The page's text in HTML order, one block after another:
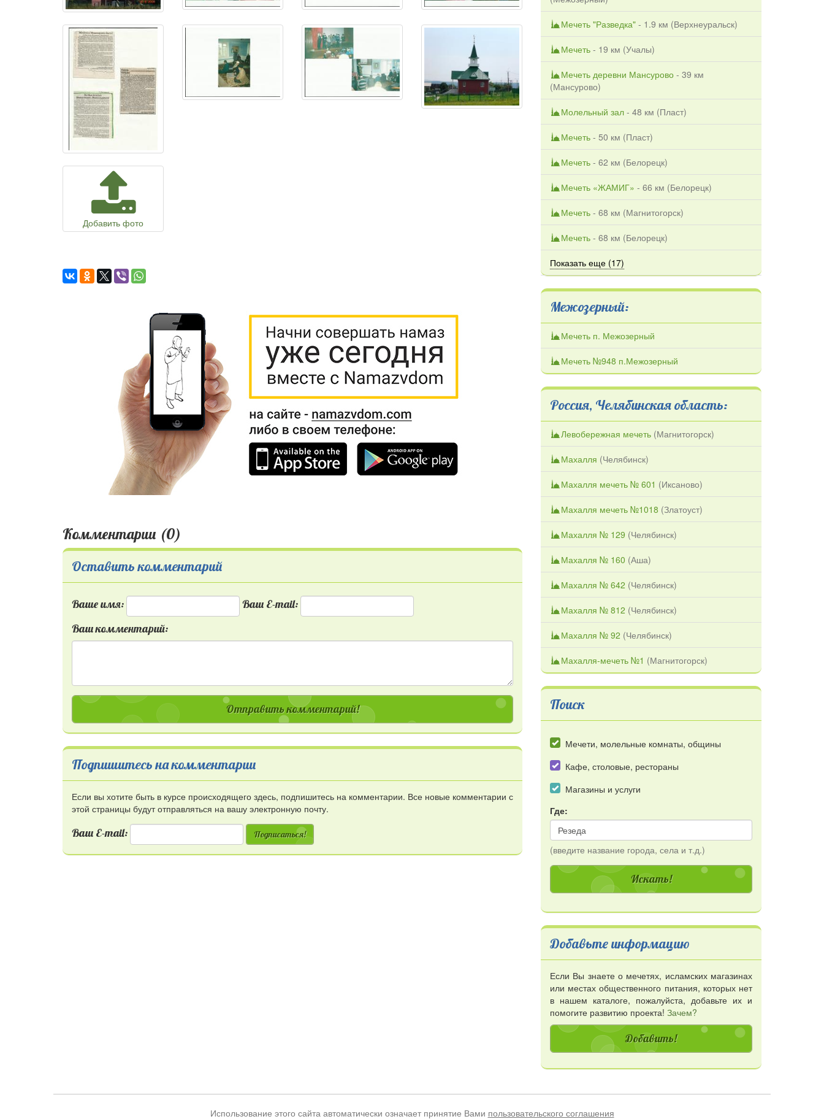
Добавить фото
Комментарии (0)
Оставить комментарий
Ваше имя:
Ваш E-mail:
Ваш комментарий:
Отправить комментарий!
Подпишитесь на комментарии
Если вы хотите быть в курсе происходящего здесь, подпишитесь на комментарии. Все новые комментарии с
этой страницы будут отправляться на вашу электронную почту.
Ваш E-mail: Подписаться!
Мечеть "Разведка" - 1.9 км (Верхнеуральск)
Мечеть - 19 км (Учалы)
Мечеть деревни Мансурово - 39 км
(Мансурово)
Молельный зал - 48 км (Пласт)
Мечеть - 50 км (Пласт)
Мечеть - 62 км (Белорецк)
Мечеть «ЖАМИГ» - 66 км (Белорецк)
Мечеть - 68 км (Магнитогорск)
Мечеть - 68 км (Белорецк)
Показать еще (17)
Межозерный:
Мечеть п. Межозерный
Мечеть №948 п.Межозерный
Россия, Челябинская область:
Левобережная мечеть (Магнитогорск)
Махалля (Челябинск)
Махалля мечеть № 601 (Иксаново)
Махалля мечеть №1018 (Златоуст)
Махалля № 129 (Челябинск)
Махалля № 160 (Аша)
Махалля № 642 (Челябинск)
Махалля № 812 (Челябинск)
Махалля № 92 (Челябинск)
Махалля-мечеть №1 (Магнитогорск)
Поиск
Мечети, молельные комнаты, общины
Кафе, столовые, рестораны
Магазины и услуги
Где:
(введите название города, села и т.д.)
Добавьте информацию
Если Вы знаете о мечетях, исламских магазинах
или местах общественного питания, которых нет
в нашем каталоге, пожалуйста, добавьте их и
помогите развитию проекта! Зачем?
Добавить!
Использование этого сайта автоматически означает принятие Вами пользовательского соглашения